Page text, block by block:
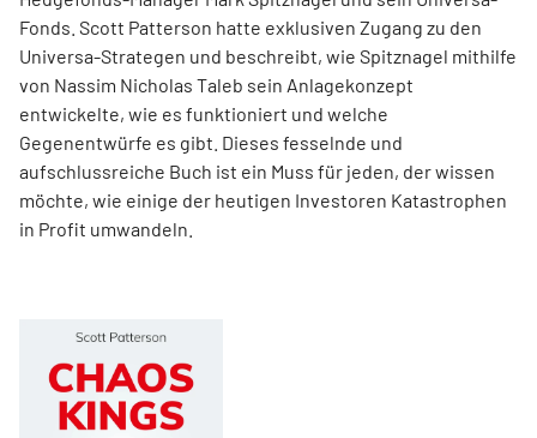
Fonds. Scott Patterson hatte exklusiven Zugang zu den
Universa-Strategen und beschreibt, wie Spitznagel mithilfe
von Nassim Nicholas Taleb sein Anlagekonzept
entwickelte, wie es funktioniert und welche
Gegenentwürfe es gibt. Dieses fesselnde und
aufschlussreiche Buch ist ein Muss für jeden, der wissen
möchte, wie einige der heutigen Investoren Katastrophen
in Profit umwandeln.